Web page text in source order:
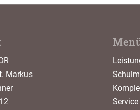
Markus
Service